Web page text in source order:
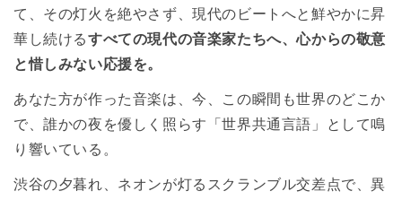
て、その灯火を絶やさず、現代のビートへと鮮やかに昇
華し続けるすべての現代の音楽家たちへ、心からの敬意
と惜しみない応援を。
あなた方が作った音楽は、今、この瞬間も世界のどこか
で、誰かの夜を優しく照らす「世界共通言語」として鳴
り響いている。
渋谷の夕暮れ、ネオンが灯るスクランブル交差点で、異